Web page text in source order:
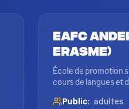
EAFC
Erasme)
École de promotion
cours de langues et
Public: adultes